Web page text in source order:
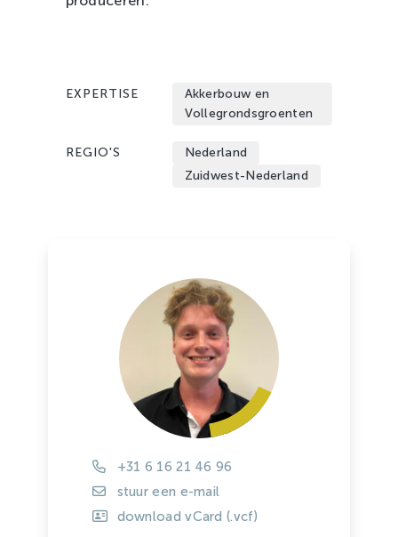
EXPERTISE
Akkerbouw en
Vollegrondsgroenten
REGIO'S
Nederland
Zuidwest-Nederland
+31 6 16 21 46 96
stuur een e-mail
download vCard (.vcf)